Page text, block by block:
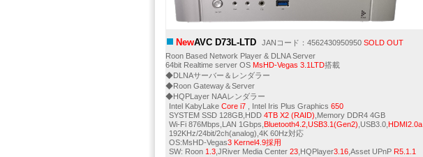
NewAVC D73L-LTD JANコード：4562430950950 SOLD OUT
Roon Based Network Player & DLNA Server
64bit Realtime server OS MsHD-Vegas 3.1LTD搭載
◆DLNAサーバー＆レンダラー
◆Roon Gateway＆Server
◆HQPLayer NAAレンダラー
Intel KabyLake Core i7 , Intel Iris Plus Graphics 650
SYSTEM SSD 128GB,HDD 4TB X2 (RAID) ,Memory DDR4 4GB
Wi-Fi 876Mbps,LAN 1Gbps, Bluetooth4.2,USB3.1(Gen2) ,USB3.0, HDMI2.0a
192KHz/24bit/2ch(analog),4K 60Hz対応
OS:MsHD-Vegas3 Kernel4.9採用
SW: Roon 1.3 ,JRiver Media Center 23 ,HQPlayer3.16 ,Asset UPnP R5.1.1